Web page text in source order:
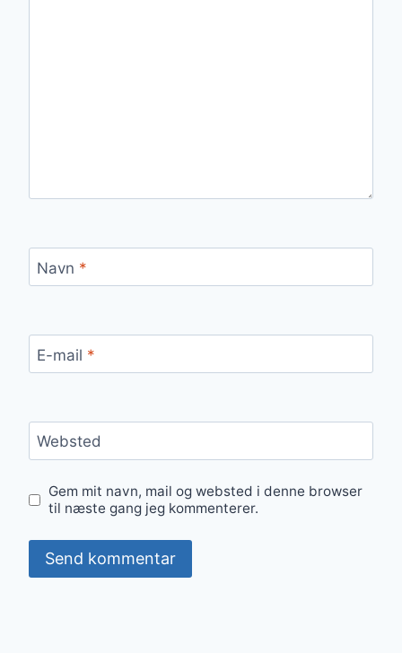
Navn *
E-mail *
Websted
Gem mit navn, mail og websted i denne browser
til næste gang jeg kommenterer.